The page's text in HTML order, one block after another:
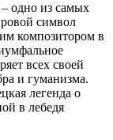
одно из самых
символ
композитором в
всех своей
и гуманизма.
легенда о
в лебедя